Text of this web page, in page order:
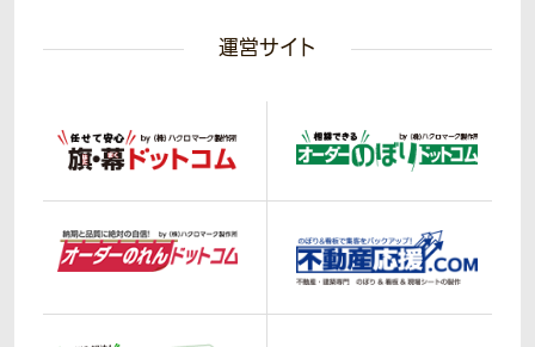
運営サイト